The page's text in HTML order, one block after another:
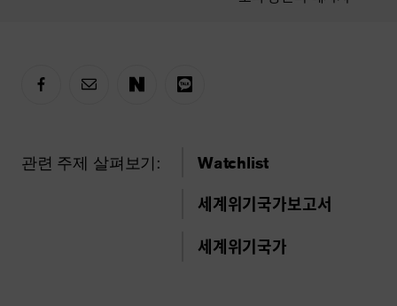
관련 주제 살펴보기: Watchlist
세계위기국가보고서
세계위기국가